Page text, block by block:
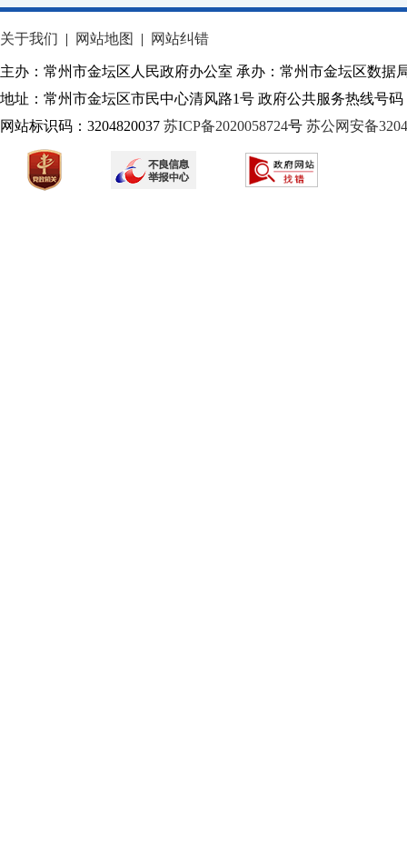
关于我们 | 网站地图 | 网站纠错
主办：常州市金坛区人民政府办公室 承办：常州市金坛区数据
地址：常州市金坛区市民中心清风路1号 政府公共服务热线号码
网站标识码：3204820037 苏ICP备2020058724号 苏公网安备